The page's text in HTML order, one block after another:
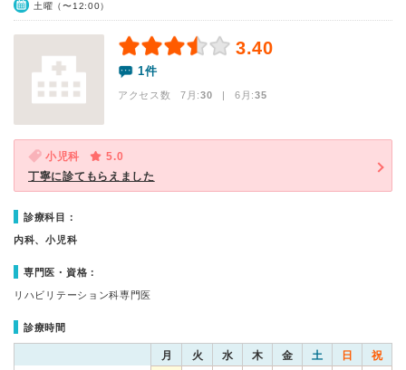
土曜（〜12:00）
3.40
1件
アクセス数 7月:30 | 6月:35
小児科
5.0
丁寧に診てもらえました
診療科目：
内科、小児科
専門医・資格：
リハビリテーション科専門医
診療時間
月 火 水 木 金 土 日 祝